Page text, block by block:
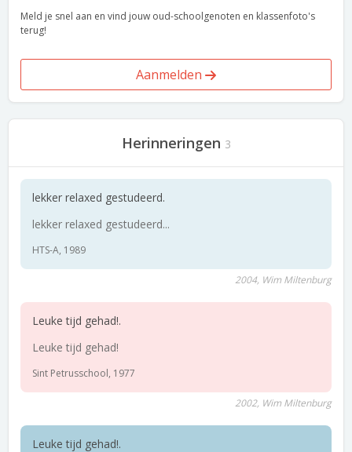
Meld je snel aan en vind jouw oud-schoolgenoten en klassenfoto's
terug!
Aanmelden
Herinneringen 3
lekker relaxed gestudeerd.
lekker relaxed gestudeerd...
HTS-A, 1989
2004, Wim Miltenburg
Leuke tijd gehad!.
Leuke tijd gehad!
Sint Petrusschool, 1977
2002, Wim Miltenburg
Leuke tijd gehad!.